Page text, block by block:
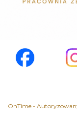
OhTime -